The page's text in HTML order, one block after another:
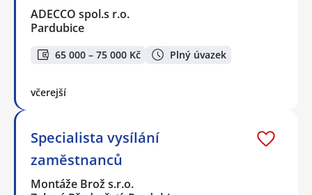
ADECCO spol.s r.o.
Pardubice
65 000 – 75 000 Kč Plný úvazek
včerejší
Specialista vysílání
zaměstnanců
Montáže Brož s.r.o.